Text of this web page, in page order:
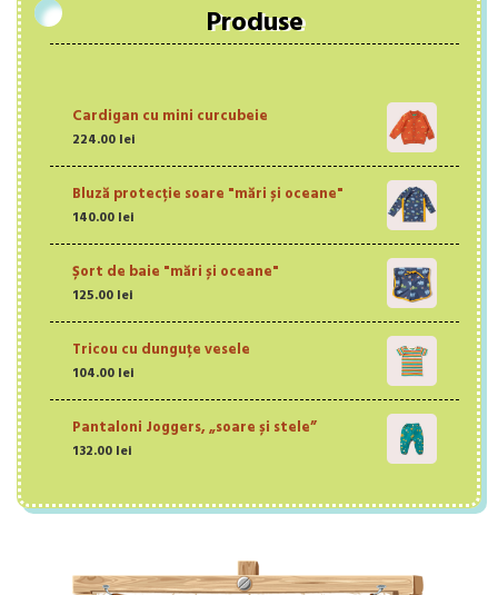
Produse
Cardigan cu mini curcubeie
224.00 lei
Bluză protecție soare "mări și oceane"
140.00 lei
Șort de baie "mări și oceane"
125.00 lei
Tricou cu dunguțe vesele
104.00 lei
Pantaloni Joggers, „soare și stele”
132.00 lei